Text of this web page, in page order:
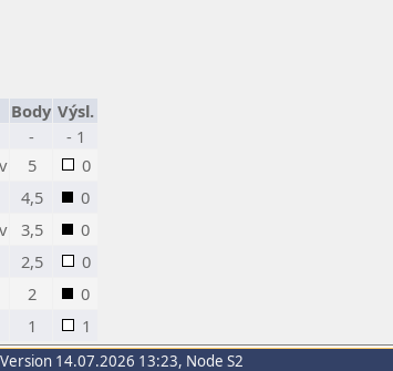
Body Výsl.
-
- 1
5
0
4,5
0
3,5
0
2,5
0
2
0
1 1
Version 14.07.2026 13:23, Node S2